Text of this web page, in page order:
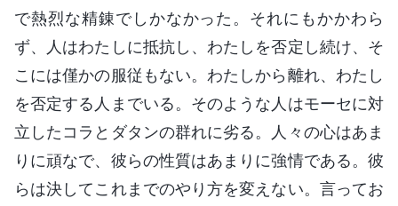
で熱烈な精錬でしかなかった。それにもかかわら
ず、人はわたしに抵抗し、わたしを否定し続け、そ
こには僅かの服従もない。わたしから離れ、わたし
を否定する人までいる。そのような人はモーセに対
立したコラとダタンの群れに劣る。人々の心はあま
りに頑なで、彼らの性質はあまりに強情である。彼
らは決してこれまでのやり方を変えない。言ってお